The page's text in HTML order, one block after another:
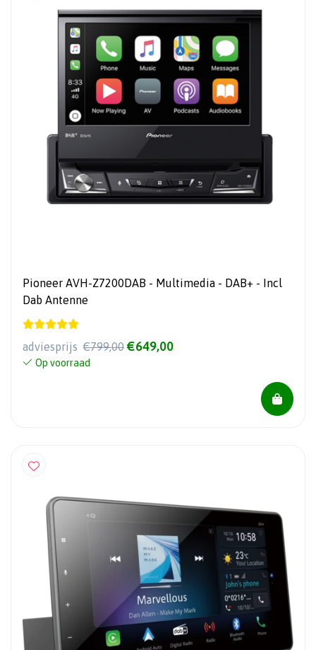
Pioneer AVH-Z7200DAB - Multimedia - DAB+ - Incl
Dab Antenne
adviesprijs €799,00 €649,00
Op voorraad